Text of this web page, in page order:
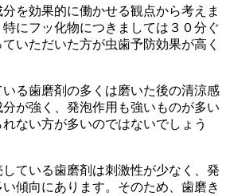
を効果的に働かせる観点から考えま
にフッ化物につきましては３０分ぐ
いただいた方が虫歯予防効果が高く
る歯磨剤の多くは磨いた後の清涼感
が強く、発泡作用も強いものが多い
ない方が多いのではないでしょう
ている歯磨剤は刺激性が少なく、発
傾向にあります。そのため、歯磨き